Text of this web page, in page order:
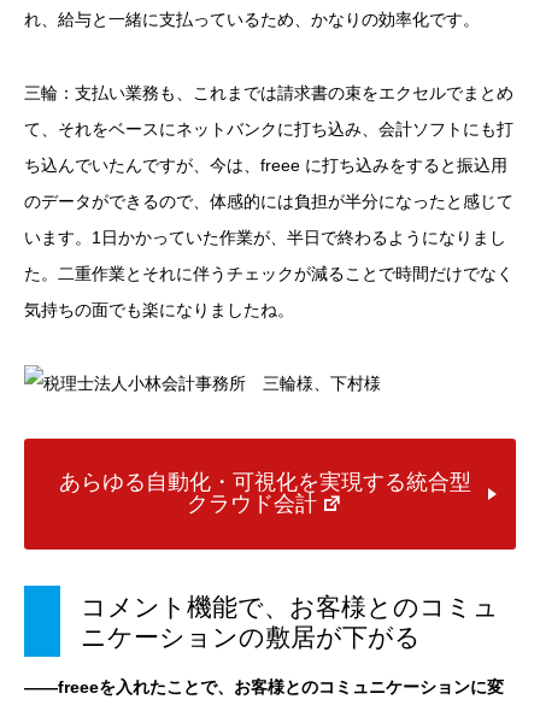
れ、給与と一緒に支払っているため、かなりの効率化です。
三輪：支払い業務も、これまでは請求書の束をエクセルでまとめ
て、それをベースにネットバンクに打ち込み、会計ソフトにも打
ち込んでいたんですが、今は、freee に打ち込みをすると振込用
のデータができるので、体感的には負担が半分になったと感じて
います。1日かかっていた作業が、半日で終わるようになりまし
た。二重作業とそれに伴うチェックが減ることで時間だけでなく
気持ちの面でも楽になりましたね。
あらゆる自動化・可視化を実現する統合型
クラウド会計
コメント機能で、お客様とのコミュ
ニケーションの敷居が下がる
――freeeを入れたことで、お客様とのコミュニケーションに変